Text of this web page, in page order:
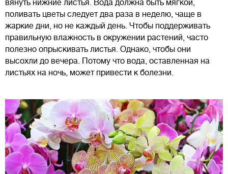
вянуть нижние листья. Вода должна быть мягкой,
поливать цветы следует два раза в неделю, чаще в
жаркие дни, но не каждый день. Чтобы поддерживать
правильную влажность в окружении растений, часто
полезно опрыскивать листья. Однако, чтобы они
высохли до вечера. Потому что вода, оставленная на
листьях на ночь, может привести к болезни.